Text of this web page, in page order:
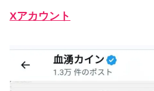
Xアカウント